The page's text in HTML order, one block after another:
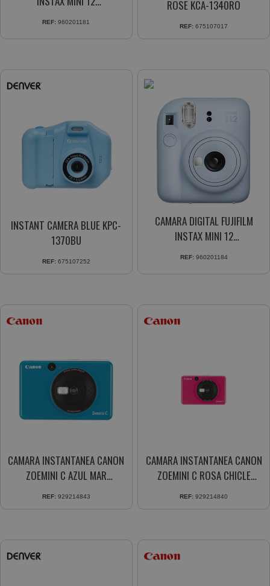
REF: 960201181
ROSE KCA-1340RO
REF: 675107017
INSTANT CAMERA BLUE KPC-
1370BU
REF: 675107252
CAMARA DIGITAL FUJIFILM
INSTAX MINI 12
REF: 960201184
CAMARA INSTANTANEA CANON
ZOEMINI C AZUL MAR
REF: 929214843
CAMARA INSTANTANEA CANON
ZOEMINI C ROSA CHICLE
REF: 929214840